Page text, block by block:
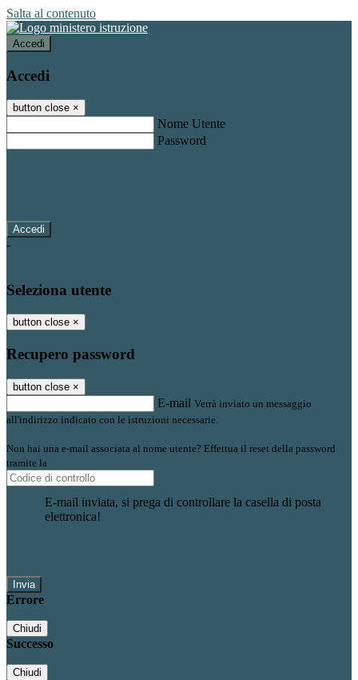
Salta al contenuto
Accedi
Accedi
button close ×
Nome Utente
Password
-
Seleziona utente
button close ×
Recupero password
button close ×
E-mail Verrà inviato un messaggio
all'indirizzo indicato con le istruzioni necessarie.
Non hai una e-mail associata al nome utente? Effettua il reset della password
tramite la
E-mail inviata, si prega di controllare la casella di posta
elettronica!
Errore
Chiudi
Successo
Chiudi